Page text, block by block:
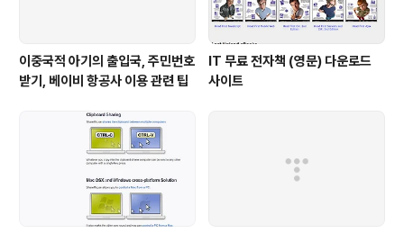
이중국적 아기의 출입국, 주민번호
받기, 베이비 항공사 이용 관련 팁
IT 무료 전자책 (영문) 다운로드
사이트